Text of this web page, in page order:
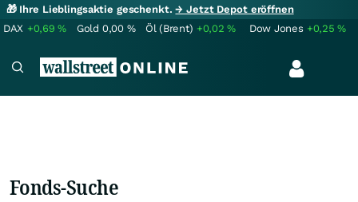
🎁 Ihre Lieblingsaktie geschenkt.→ Jetzt Depot eröffnen
DAX +0,69% Gold 0,00 % Öl (Brent) +0,02% Dow Jones +0,25%
Fonds-Suche